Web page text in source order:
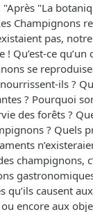
"Après "La
Champignons
pas,
Qu’est-ce qu’un
se
ils ?
? Pourquoi
des forêts ?
? Quels
champignons,
qu’ils causent
encore aux